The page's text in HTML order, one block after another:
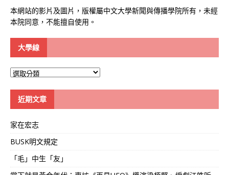
本網站的影片及圖片，版權屬中文大學新聞與傳播學院所有，未經
本院同意，不能擅自使用。
大學線
大
近期文章
家在宏志
BUSK明文規定
「毛」中生「友」